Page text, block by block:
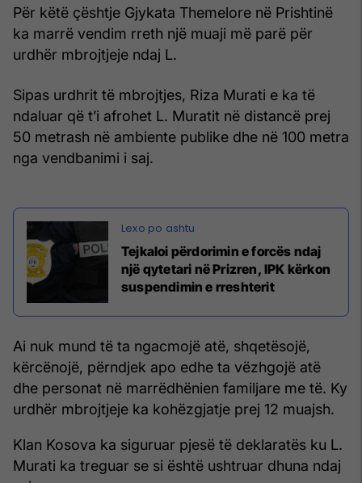
Për këtë çështje Gjykata Themelore në Prishtinë
ka marrë vendim rreth një muaji më parë për
urdhër mbrojtjeje ndaj L.
Sipas urdhrit të mbrojtjes, Riza Murati e ka të
ndaluar që t’i afrohet L. Muratit në distancë prej
50 metrash në ambiente publike dhe në 100 metra
nga vendbanimi i saj.
Tejkaloi përdorimin e forcës ndaj
një qytetari në Prizren, IPK kërkon
suspendimin e rreshterit
Ai nuk mund të ta ngacmojë atë, shqetësojë,
kërcënojë, përndjek apo edhe ta vëzhgojë atë
dhe personat në marrëdhënien familjare me të. Ky
urdhër mbrojtjeje ka kohëzgjatje prej 12 muajsh.
Klan Kosova ka siguruar pjesë të deklaratës ku L.
Murati ka treguar se si është ushtruar dhuna ndaj